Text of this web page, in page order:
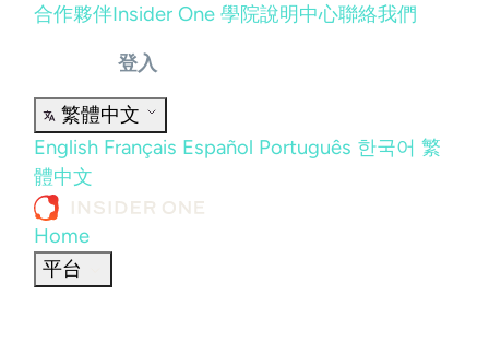
合作夥伴Insider One 學院說明中心聯絡我們
登入
繁體中文
English Français Español Português 한국어 繁
體中文
Home
平台